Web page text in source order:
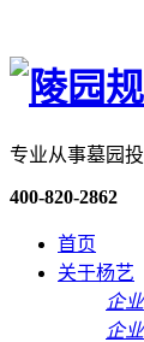
专业从事墓园
400-820-2862
首页
关于杨艺
企
企